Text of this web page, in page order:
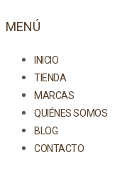
MENÚ
INICIO
TIENDA
MARCAS
QUIÉNES SOMOS
BLOG
CONTACTO